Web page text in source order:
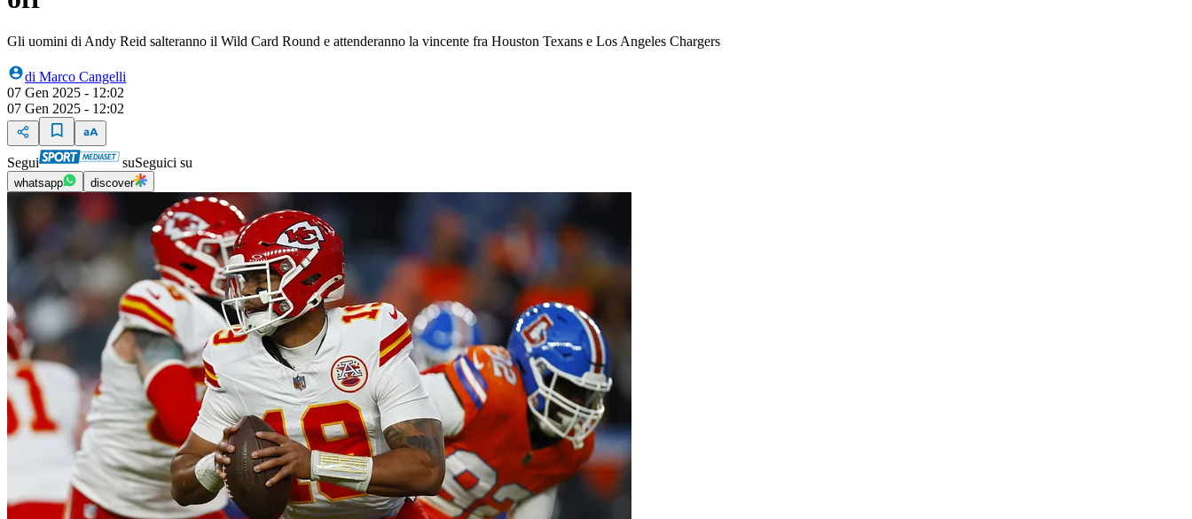
Gli uomini di Andy Reid salteranno il Wild Card Round e attenderanno la vincente fra Houston Texans e Los Angeles Chargers
di Marco Cangelli
07 Gen 2025 - 12:02
07 Gen 2025 - 12:02
Segui suSeguici su
whatsapp discover